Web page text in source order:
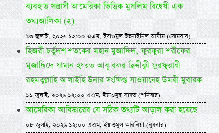
ব্যবহৃত সন্ত্রাসী আমেরিকা ভিত্তিক মুসলিম বিদ্বেষী এক
তথ্যজালিকা (২)
১৩ জুলাই, ২০২৬ ১২:০০ এএম, ইয়াওমুল ইছনাইনিল আযীম (সোমবার)
হিজরী চর্তুদশ শতকের মহান মুজাদ্দিদ, ফুরফুরা শরীফের
মুজাদ্দিদে যামান হযরত আবূ বকর ছিদ্দীক্বী ফুরফুরাবী
রহমতুল্লাহি আলাইহি উনার সংক্ষিপ্ত সাওয়ানেহ উমরী মুবারক
১১ জুলাই, ২০২৬ ১২:০০ এএম, ইয়াওমুছ সাবত (শনিবার)
আমেরিকা আবিষ্কারের যে সঠিক তথ্যটি আড়াল করা হয়েছে
০৮ জুলাই, ২০২৬ ১২:০০ এএম, ইয়াওমুল আরবিয়া (বুধবার)